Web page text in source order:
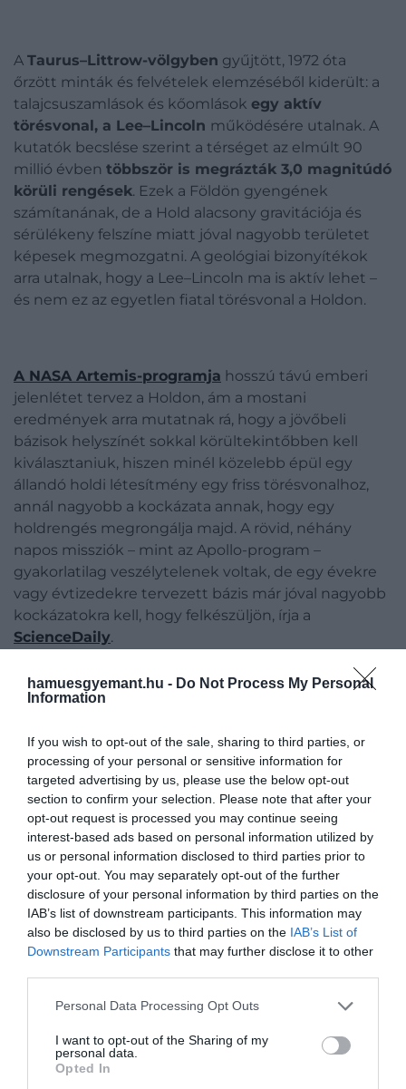
hamuesgyemant.hu - Do Not Process My Personal
Information
If you wish to opt-out of the sale, sharing to third parties, or
processing of your personal or sensitive information for
targeted advertising by us, please use the below opt-out
section to confirm your selection. Please note that after your
opt-out request is processed you may continue seeing
interest-based ads based on personal information utilized by
us or personal information disclosed to third parties prior to
your opt-out. You may separately opt-out of the further
disclosure of your personal information by third parties on the
IAB’s list of downstream participants. This information may
also be disclosed by us to third parties on the IAB’s List of
Downstream Participants that may further disclose it to other
Please note that this website/app uses one or more Google
not limited to your visit or usage behaviour. You may click to
grant or deny consent to Google and its third-party tags to
use your data for below specified purposes in below Google
Personal Data Processing Opt Outs
I want to opt-out of the Sharing of my
personal data.
Opted In
A Taurus–Littrow-völgyben gyűjtött, 1972 óta
őrzött minták és felvételek elemzéséből kiderült: a
talajcsuszamlások és kőomlások egy aktív
törésvonal, a Lee–Lincoln működésére utalnak. A
kutatók becslése szerint a térséget az elmúlt 90
millió évben többször is megrázták 3,0 magnitúdó
körüli rengések. Ezek a Földön gyengének
számítanának, de a Hold alacsony gravitációja és
sérülékeny felszíne miatt jóval nagyobb területet
képesek megmozgatni. A geológiai bizonyítékok
arra utalnak, hogy a Lee–Lincoln ma is aktív lehet –
és nem ez az egyetlen fiatal törésvonal a Holdon.
A NASA Artemis-programja hosszú távú emberi
jelenlétet tervez a Holdon, ám a mostani
eredmények arra mutatnak rá, hogy a jövőbeli
bázisok helyszínét sokkal körültekintőbben kell
kiválasztaniuk, hiszen minél közelebb épül egy
állandó holdi létesítmény egy friss törésvonalhoz,
annál nagyobb a kockázata annak, hogy egy
holdrengés megrongálja majd. A rövid, néhány
napos missziók – mint az Apollo-program –
gyakorlatilag veszélytelenek voltak, de egy évekre
vagy évtizedekre tervezett bázis már jóval nagyobb
kockázatokra kell, hogy felkészüljön, írja a
ScienceDaily.
Ez is érdekelhet!
még, de ez végre megváltozhat